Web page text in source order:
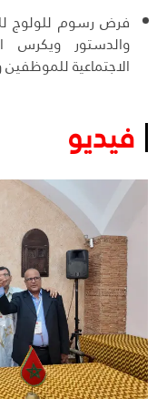
فرض رسوم للولوج
والدستور ويكرس
الاجتماعية للموظفين
فيديو